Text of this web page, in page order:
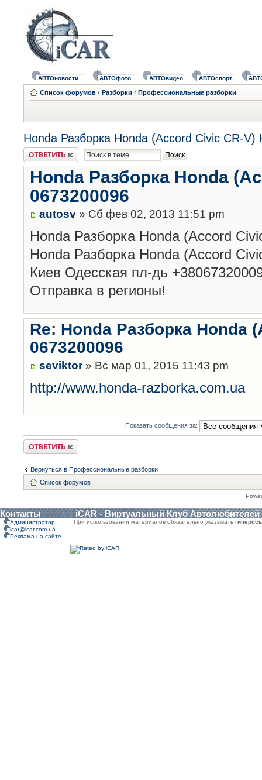
АВТОновости АВТОфото АВТОвидео АВТОспорт
Список форумов ‹ Разборки ‹ Профессиональные разборки
Honda Разборка Honda (Accord Civic CR-
Ответить
Honda Разборка Honda
0673200096
autosv » Сб фев 02, 2013 11:51 pm
Honda Разборка Honda (Accord
Honda Разборка Honda (Accord
Киев Одесская пл-дь
Отправка в регионы!
Re: Honda Разборка Honda
0673200096
seviktor» Вс мар 01, 2015 11:43 pm
http://www.honda-razborka.com.ua
Показать сообщения за:
Ответить
Вернуться в Профессиональные разборки
Список форумов
Контакты iCAR - Виртуальный Клуб Автолюбителей
Администратор
icar@icar.com.ua
Реклама на сайте
При использовании материалов обязательно указывать